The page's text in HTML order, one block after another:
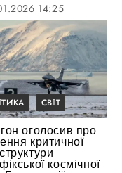
14:25
СВІТ
оголосив про
критичної
космічної